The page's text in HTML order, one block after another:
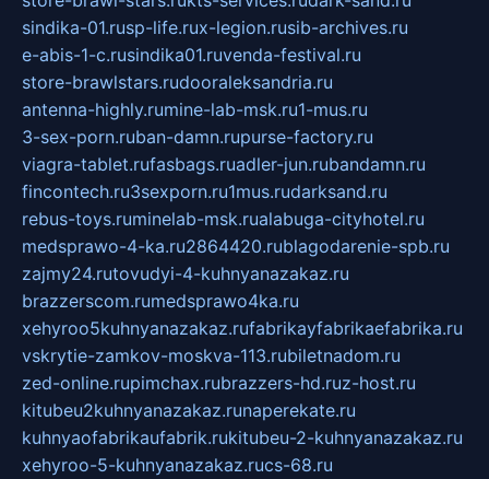
sindika-01.rusp-life.rux-legion.rusib-archives.ru
e-abis-1-c.rusindika01.ruvenda-festival.ru
store-brawlstars.rudooraleksandria.ru
antenna-highly.rumine-lab-msk.ru1-mus.ru
3-sex-porn.ruban-damn.rupurse-factory.ru
viagra-tablet.rufasbags.ruadler-jun.rubandamn.ru
fincontech.ru3sexporn.ru1mus.rudarksand.ru
rebus-toys.ruminelab-msk.rualabuga-cityhotel.ru
medsprawo-4-ka.ru2864420.rublagodarenie-spb.ru
zajmy24.rutovudyi-4-kuhnyanazakaz.ru
brazzerscom.rumedsprawo4ka.ru
xehyroo5kuhnyanazakaz.rufabrikayfabrikaefabrika.ru
vskrytie-zamkov-moskva-113.rubiletnadom.ru
zed-online.rupimchax.rubrazzers-hd.ruz-host.ru
kitubeu2kuhnyanazakaz.runaperekate.ru
kuhnyaofabrikaufabrik.rukitubeu-2-kuhnyanazakaz.ru
xehyroo-5-kuhnyanazakaz.rucs-68.ru